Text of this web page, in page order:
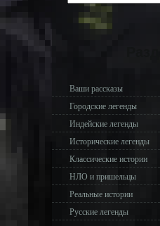
Ваши рассказы
Городские легенды
Индейские легенды
Исторические легенды
Классические истории
НЛО и пришельцы
Реальные истории
Русские легенды